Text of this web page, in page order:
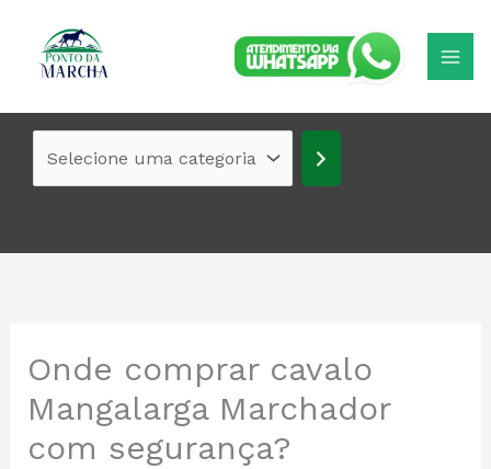
uma
categoria
Onde comprar cavalo
Mangalarga Marchador
com segurança?